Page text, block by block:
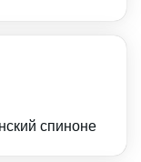
спиноне